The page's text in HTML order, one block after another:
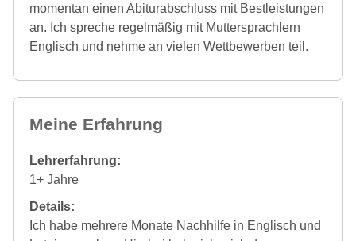
momentan einen Abiturabschluss mit Bestleistungen
an. Ich spreche regelmäßig mit Muttersprachlern
Englisch und nehme an vielen Wettbewerben teil.
Meine Erfahrung
Lehrerfahrung:
1+ Jahre
Details:
Ich habe mehrere Monate Nachhilfe in Englisch und